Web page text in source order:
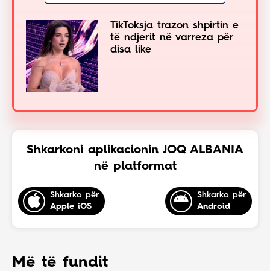
TikToksja trazon shpirtin e
të ndjerit në varreza për
disa like
Shkarkoni aplikacionin JOQ ALBANIA
në platformat
Shkarko për
Apple iOS
Shkarko për
Android
Më të fundit